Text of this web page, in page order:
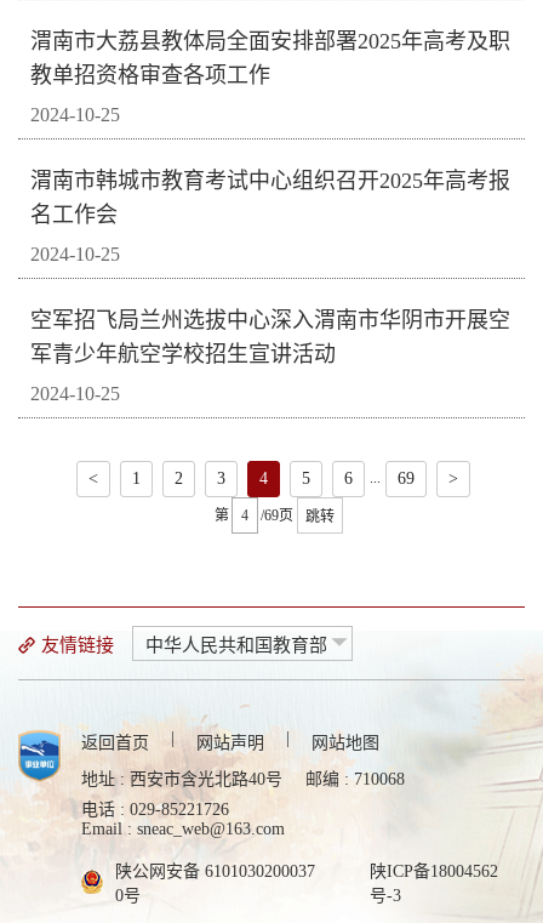
渭南市大荔县教体局全面安排部署2025年高考及职
教单招资格审查各项工作
2024-10-25
渭南市韩城市教育考试中心组织召开2025年高考报
名工作会
2024-10-25
空军招飞局兰州选拔中心深入渭南市华阴市开展空
军青少年航空学校招生宣讲活动
2024-10-25
< 1 2 3 4 5 6 69 >
第 /69页 跳转
友情链接 中华人民共和国教育部
返回首页 网站声明
网站地图
地址 : 西安市含光北路40号
邮编 : 710068
电话 : 029-85221726
Email : sneac_web@163.com
陕公网安备 6101030200037
0号
陕ICP备18004562
号-3